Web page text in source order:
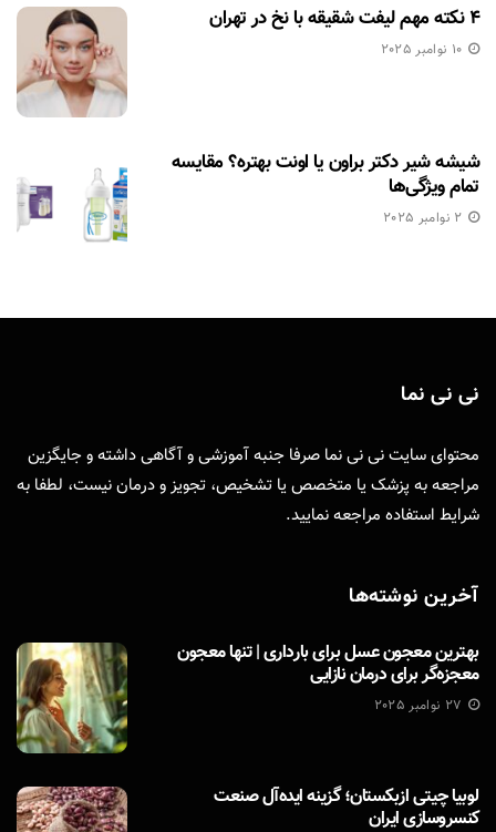
۴ نکته مهم لیفت شقیقه با نخ در تهران
10 نوامبر 2025
شیشه شیر دکتر براون یا اونت بهتره؟ مقایسه
تمام ویژگی‌ها
2 نوامبر 2025
نی نی نما
محتوای سایت نی نی نما صرفا جنبه آموزشی و آگاهی داشته و جایگزین
مراجعه به پزشک یا متخصص یا تشخیص، تجویز و درمان نیست، لطفا به
شرایط استفاده مراجعه نمایید.
آخرین نوشته‌ها
بهترین معجون عسل برای بارداری | تنها معجون
معجزه‌گر برای درمان نازایی
27 نوامبر 2025
لوبیا چیتی ازبکستان؛ گزینه ایده‌آل صنعت
کنسروسازی ایران